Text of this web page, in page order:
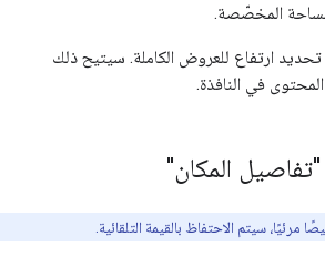
المخصّصة.
ارتفاع للعروض الكاملة. سيتيح ذلك
في النافذة.
المكان"
سيتم الاحتفاظ بالقيمة التلقائية.